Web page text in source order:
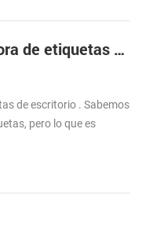
Lo diferente entre la impresora de etiquetas de transferencia térmica y térmica directa de la impresora de etiquetas
de escritorio . Sabemos
pero lo que es